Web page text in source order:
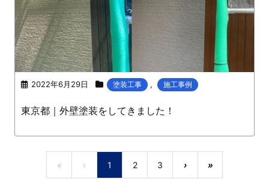
2022年6月29日 塗装工事 , 施工事例
東京都｜外壁塗装をしてきました！
« ‹ 1 2 3 › »